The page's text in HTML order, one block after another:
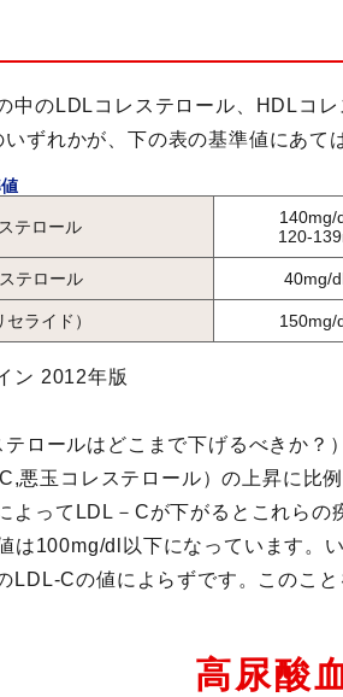
中のLDLコレステロール、HDLコ
ずれかが、下の表の基準値にあて
テロール
140mg/
120-
テロール 40mg/
ライド） 150mg/
ン 2012年版
ロールはどこまで下げるべきか？
悪玉コレステロール）の上昇に比
よってLDL－Cが下がるとこれら
は100mg/dl以下になっています。
LDL-Cの値によらずです。このこ
高尿酸